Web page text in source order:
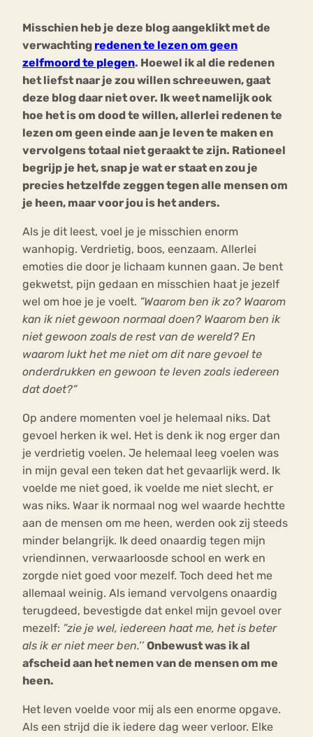
Misschien heb je deze blog aangeklikt met de
verwachting redenen te lezen om geen
zelfmoord te plegen. Hoewel ik al die redenen
het liefst naar je zou willen schreeuwen, gaat
deze blog daar niet over. Ik weet namelijk ook
hoe het is om dood te willen, allerlei redenen te
lezen om geen einde aan je leven te maken en
vervolgens totaal niet geraakt te zijn. Rationeel
begrijp je het, snap je wat er staat en zou je
precies hetzelfde zeggen tegen alle mensen om
je heen, maar voor jou is het anders.
Als je dit leest, voel je je misschien enorm
wanhopig. Verdrietig, boos, eenzaam. Allerlei
emoties die door je lichaam kunnen gaan. Je bent
gekwetst, pijn gedaan en misschien haat je jezelf
wel om hoe je je voelt. ”Waarom ben ik zo? Waarom
kan ik niet gewoon normaal doen? Waarom ben ik
niet gewoon zoals de rest van de wereld? En
waarom lukt het me niet om dit nare gevoel te
onderdrukken en gewoon te leven zoals iedereen
dat doet?”
Op andere momenten voel je helemaal niks. Dat
gevoel herken ik wel. Het is denk ik nog erger dan
je verdrietig voelen. Je helemaal leeg voelen was
in mijn geval een teken dat het gevaarlijk werd. Ik
voelde me niet goed, ik voelde me niet slecht, er
was niks. Waar ik normaal nog wel waarde hechtte
aan de mensen om me heen, werden ook zij steeds
minder belangrijk. Ik deed onaardig tegen mijn
vriendinnen, verwaarloosde school en werk en
zorgde niet goed voor mezelf. Toch deed het me
allemaal weinig. Als iemand vervolgens onaardig
terugdeed, bevestigde dat enkel mijn gevoel over
mezelf: ”zie je wel, iedereen haat me, het is beter
als ik er niet meer ben.’’ Onbewust was ik al
afscheid aan het nemen van de mensen om me
heen.
Het leven voelde voor mij als een enorme opgave.
Als een strijd die ik iedere dag weer verloor. Elke
Chat
Forum
Bouli
mia
Nerv
osa
Eetstoornis Anorexia Nervosa
Eetbuien Piekeren Sport
Trauma
Orthorexia
Afvallen Angst